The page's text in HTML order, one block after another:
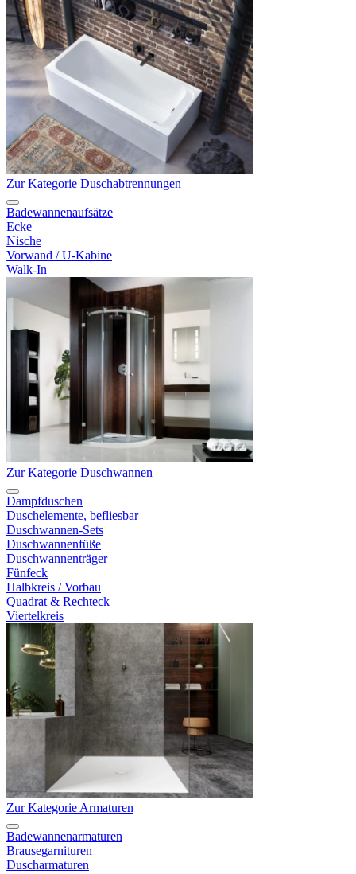
Zur Kategorie Duschabtrennungen
Badewannenaufsätze
Ecke
Nische
Vorwand / U-Kabine
Walk-In
Zur Kategorie Duschwannen
Dampfduschen
Duschelemente, befliesbar
Duschwannen-Sets
Duschwannenfüße
Duschwannenträger
Fünfeck
Halbkreis / Vorbau
Quadrat & Rechteck
Viertelkreis
Zur Kategorie Armaturen
Badewannenarmaturen
Brausegarnituren
Duscharmaturen